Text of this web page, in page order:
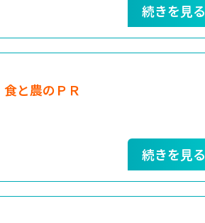
続きを見る
と農のＰＲ
続きを見る